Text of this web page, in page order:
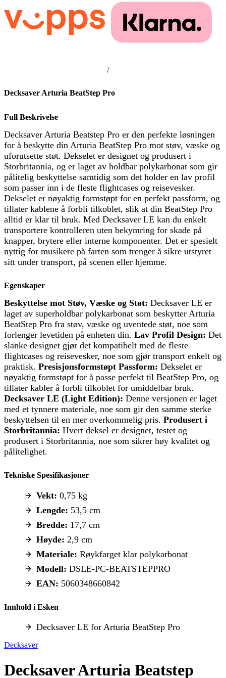
/
Decksaver Arturia BeatStep Pro
Full Beskrivelse
Decksaver Arturia Beatstep Pro er den perfekte løsningen
for å beskytte din Arturia BeatStep Pro mot støv, væske og
uforutsette støt. Dekselet er designet og produsert i
Storbritannia, og er laget av holdbar polykarbonat som gir
pålitelig beskyttelse samtidig som det holder en lav profil
som passer inn i de fleste flightcases og reisevesker.
Dekselet er nøyaktig formstøpt for en perfekt passform, og
tillater kablene å forbli tilkoblet, slik at din BeatStep Pro
alltid er klar til bruk. Med Decksaver LE kan du enkelt
transportere kontrolleren uten bekymring for skade på
knapper, brytere eller interne komponenter. Det er spesielt
nyttig for musikere på farten som trenger å sikre utstyret
sitt under transport, på scenen eller hjemme.
Egenskaper
Beskyttelse mot Støv, Væske og Støt: Decksaver LE er
laget av superholdbar polykarbonat som beskytter Arturia
BeatStep Pro fra støv, væske og uventede støt, noe som
forlenger levetiden på enheten din. Lav Profil Design: Det
slanke designet gjør det kompatibelt med de fleste
flightcases og reisevesker, noe som gjør transport enkelt og
praktisk. Presisjonsformstøpt Passform: Dekselet er
nøyaktig formstøpt for å passe perfekt til BeatStep Pro, og
tillater kabler å forbli tilkoblet for umiddelbar bruk.
Decksaver LE (Light Edition): Denne versjonen er laget
med et tynnere materiale, noe som gir den samme sterke
beskyttelsen til en mer overkommelig pris. Produsert i
Storbritannia: Hvert deksel er designet, testet og
produsert i Storbritannia, noe som sikrer høy kvalitet og
pålitelighet.
Tekniske Spesifikasjoner
Vekt: 0,75 kg
Lengde: 53,5 cm
Bredde: 17,7 cm
Høyde: 2,9 cm
Materiale: Røykfarget klar polykarbonat
Modell: DSLE-PC-BEATSTEPPRO
EAN: 5060348660842
Innhold i Esken
Decksaver LE for Arturia BeatStep Pro
Decksaver
Decksaver Arturia Beatstep